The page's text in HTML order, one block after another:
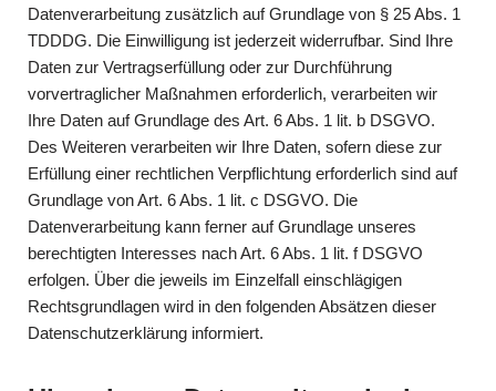
Datenverarbeitung zusätzlich auf Grundlage von § 25 Abs. 1
TDDDG. Die Einwilligung ist jederzeit widerrufbar. Sind Ihre
Daten zur Vertragserfüllung oder zur Durchführung
vorvertraglicher Maßnahmen erforderlich, verarbeiten wir
Ihre Daten auf Grundlage des Art. 6 Abs. 1 lit. b DSGVO.
Des Weiteren verarbeiten wir Ihre Daten, sofern diese zur
Erfüllung einer rechtlichen Verpflichtung erforderlich sind auf
Grundlage von Art. 6 Abs. 1 lit. c DSGVO. Die
Datenverarbeitung kann ferner auf Grundlage unseres
berechtigten Interesses nach Art. 6 Abs. 1 lit. f DSGVO
erfolgen. Über die jeweils im Einzelfall einschlägigen
Rechtsgrundlagen wird in den folgenden Absätzen dieser
Datenschutzerklärung informiert.